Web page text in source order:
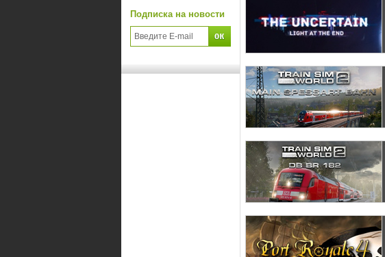
Подписка на новости